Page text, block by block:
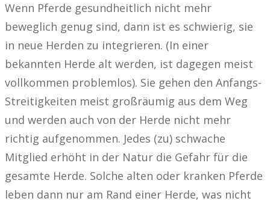
Wenn Pferde gesundheitlich nicht mehr
beweglich genug sind, dann ist es schwierig, sie
in neue Herden zu integrieren. (In einer
bekannten Herde alt werden, ist dagegen meist
vollkommen problemlos). Sie gehen den Anfangs-
Streitigkeiten meist großräumig aus dem Weg
und werden auch von der Herde nicht mehr
richtig aufgenommen. Jedes (zu) schwache
Mitglied erhöht in der Natur die Gefahr für die
gesamte Herde. Solche alten oder kranken Pferde
leben dann nur am Rand einer Herde, was nicht